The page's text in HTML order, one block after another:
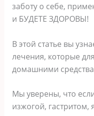
заботу о себе,
и БУДЕТЕ ЗДОРОВЫ!
В этой статье вы
лечения, которые
домашними
Мы уверены, что
изжогой,